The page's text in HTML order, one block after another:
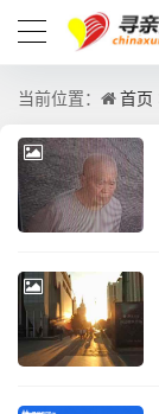
当前位置： 首页